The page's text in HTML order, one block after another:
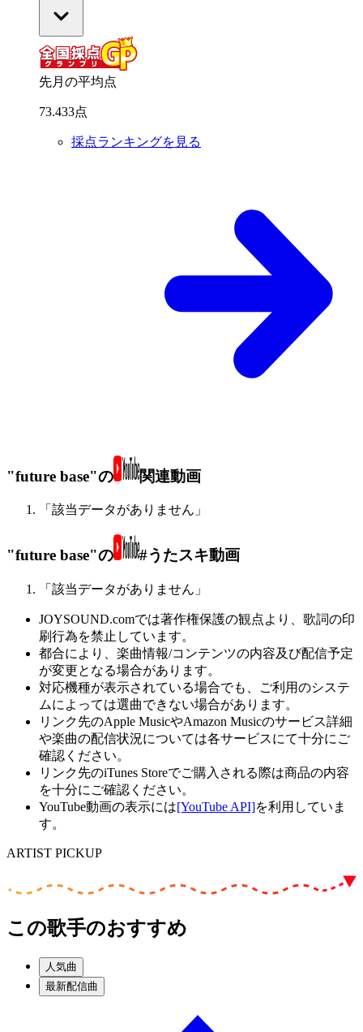
先月の平均点
73.433点
採点ランキングを見る
"future base"の 関連動画
「該当データがありません」
"future base"の #うたスキ動画
「該当データがありません」
JOYSOUND.comでは著作権保護の観点より、歌詞の印
刷行為を禁止しています。
都合により、楽曲情報/コンテンツの内容及び配信予定
が変更となる場合があります。
対応機種が表示されている場合でも、ご利用のシステ
ムによっては選曲できない場合があります。
リンク先のApple MusicやAmazon Musicのサービス詳細
や楽曲の配信状況については各サービスにて十分にご
確認ください。
リンク先のiTunes Storeでご購入される際は商品の内容
を十分にご確認ください。
YouTube動画の表示には[YouTube API]を利用していま
す。
ARTIST PICKUP
この歌手のおすすめ
人気曲
最新配信曲